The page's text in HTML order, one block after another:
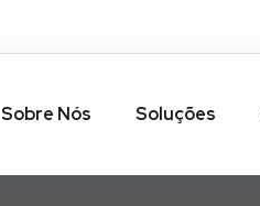
Sobre Nós Soluções